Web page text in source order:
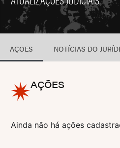
AÇÕES NOTÍCIAS DO
AÇÕES
Ainda não há ações